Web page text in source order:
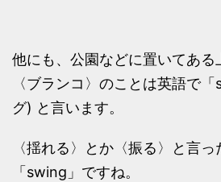
他にも、公園などに置いてある
〈ブランコ〉のことは英語で
グ) と言います。
〈揺れる〉とか〈振る〉と言
「swing」ですね。